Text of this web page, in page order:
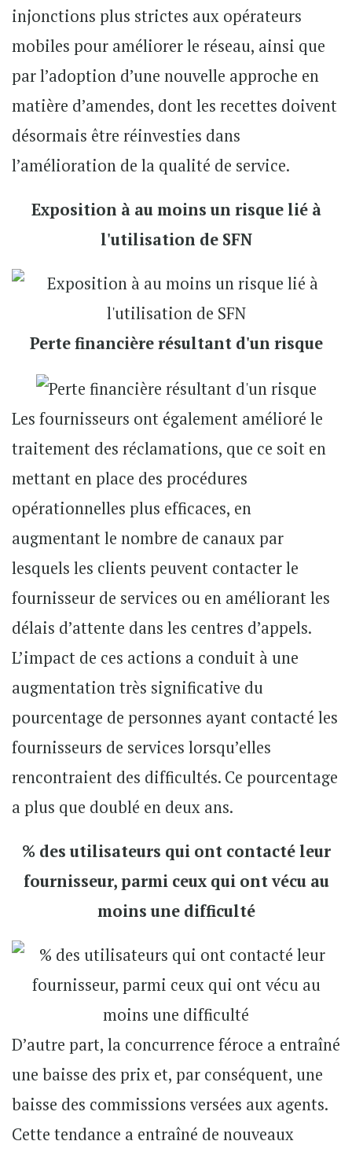
injonctions plus strictes aux opérateurs
mobiles pour améliorer le réseau, ainsi que
par l’adoption d’une nouvelle approche en
matière d’amendes, dont les recettes doivent
désormais être réinvesties dans
l’amélioration de la qualité de service.
Exposition à au moins un risque lié à
l'utilisation de SFN
Perte financière résultant d'un risque
Les fournisseurs ont également amélioré le
traitement des réclamations, que ce soit en
mettant en place des procédures
opérationnelles plus efficaces, en
augmentant le nombre de canaux par
lesquels les clients peuvent contacter le
fournisseur de services ou en améliorant les
délais d’attente dans les centres d’appels.
L’impact de ces actions a conduit à une
augmentation très significative du
pourcentage de personnes ayant contacté les
fournisseurs de services lorsqu’elles
rencontraient des difficultés. Ce pourcentage
a plus que doublé en deux ans.
% des utilisateurs qui ont contacté leur
fournisseur, parmi ceux qui ont vécu au
moins une difficulté
D’autre part, la concurrence féroce a entraîné
une baisse des prix et, par conséquent, une
baisse des commissions versées aux agents.
Cette tendance a entraîné de nouveaux